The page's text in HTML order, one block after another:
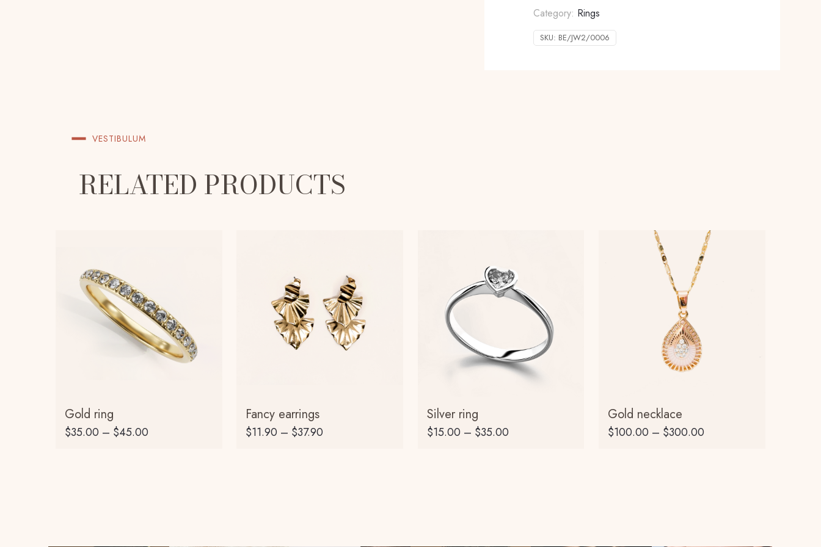
Category: Rings
SKU: BE/JW2/0006
VESTIBULUM
RELATED PRODUCTS
Gold ring
$35.00 – $45.00
Fancy earrings
$11.90 – $37.90
Silver ring
$15.00 – $35.00
Gold necklace
$100.00 – $300.00